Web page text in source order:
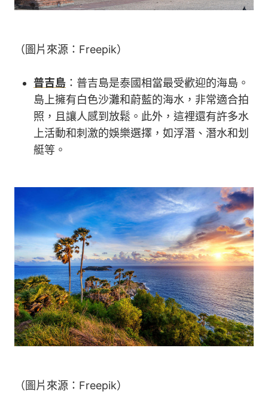
（圖片來源：Freepik）
普吉島 ：普吉島是泰國相當最受歡迎的海島。
島上擁有白色沙灘和蔚藍的海水，非常適合拍
照，且讓人感到放鬆。此外，這裡還有許多水
上活動和刺激的娛樂選擇，如浮潛、潛水和划
艇等。
（圖片來源：Freepik）